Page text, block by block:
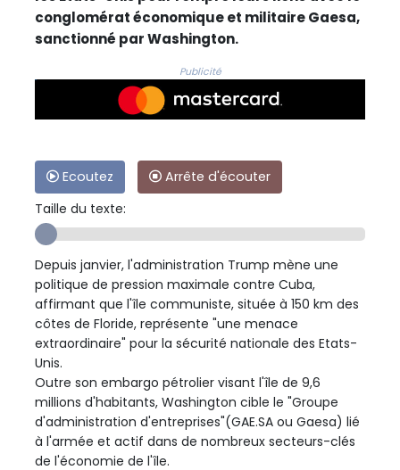
conglomérat économique et militaire Gaesa,
sanctionné par Washington.
Publicité
Ecoutez
Arrête d'écouter
Taille du texte:
Depuis janvier, l'administration Trump mène une
politique de pression maximale contre Cuba,
affirmant que l'île communiste, située à 150 km des
côtes de Floride, représente "une menace
extraordinaire" pour la sécurité nationale des Etats-
Unis.
Outre son embargo pétrolier visant l'île de 9,6
millions d'habitants, Washington cible le "Groupe
d'administration d'entreprises"(GAE.SA ou Gaesa) lié
à l'armée et actif dans de nombreux secteurs-clés
de l'économie de l'île.